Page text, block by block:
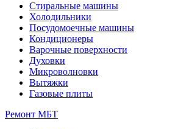
Стиральные машины
Холодильники
Посудомоечные машины
Кондиционеры
Варочные поверхности
Духовки
Микроволновки
Вытяжки
Газовые плиты
Ремонт МБТ